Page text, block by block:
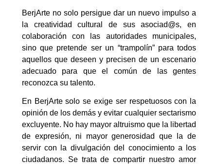
BerjArte no solo persigue dar un nuevo impulso a
la creatividad cultural de sus asociad@s, en
colaboración con las autoridades municipales,
sino que pretende ser un “trampolín” para todos
aquellos que deseen y precisen de un escenario
adecuado para que el común de las gentes
reconozca su talento.
En BerjArte solo se exige ser respetuosos con la
opinión de los demás y evitar cualquier sectarismo
excluyente. No hay mayor altruismo que la libertad
de expresión, ni mayor generosidad que la de
servir con la divulgación del conocimiento a los
ciudadanos. Se trata de compartir nuestro amor